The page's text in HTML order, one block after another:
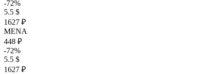
-72%
5.5 $
1627 ₽
MENA
448 ₽
-72%
5.5 $
1627 ₽